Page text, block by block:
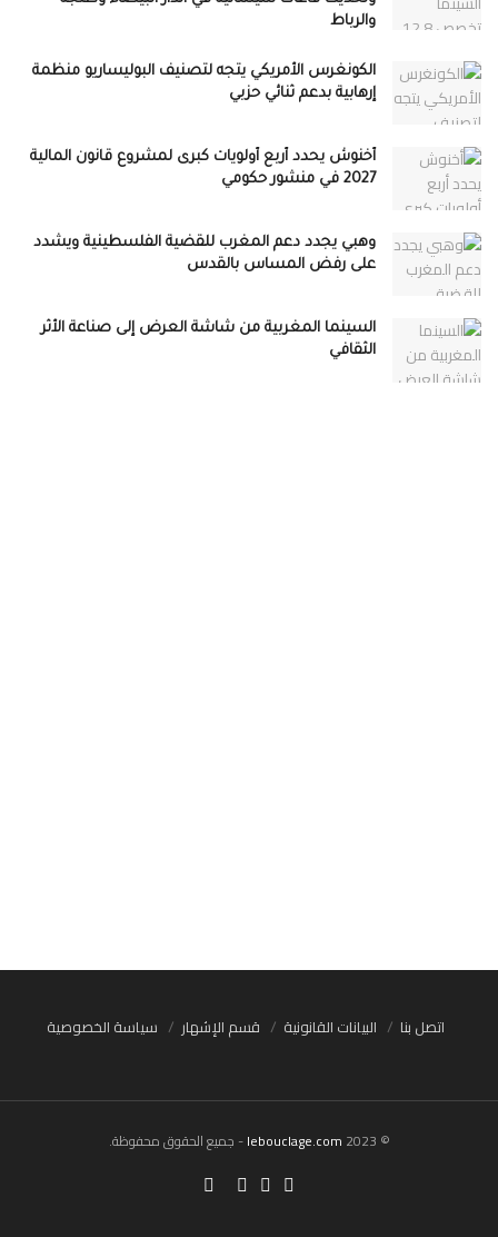
والرباط
الكونغرس الأمريكي يتجه لتصنيف البوليساريو منظمة
إرهابية بدعم ثنائي حزبي
أخنوش يحدد أربع أولويات كبرى لمشروع قانون المالية
2027 في منشور حكومي
وهبي يجدد دعم المغرب للقضية الفلسطينية ويشدد
على رفض المساس بالقدس
السينما المغربية من شاشة العرض إلى صناعة الأثر
الثقافي
اتصل بنا البيانات القانونية قسم الإشهار سياسة الخصوصية
© 2023
lebouclage.com- جميع الحقوق محفوظة.